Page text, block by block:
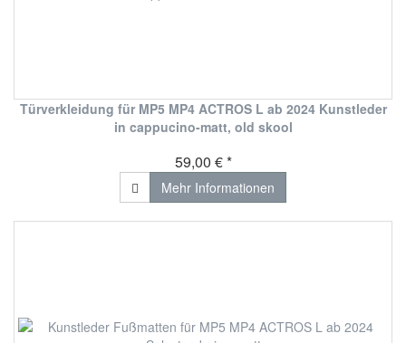
Türverkleidung für MP5 MP4 ACTROS L ab 2024 Kunstleder
in cappucino-matt, old skool
59,00 € *
Mehr Informationen